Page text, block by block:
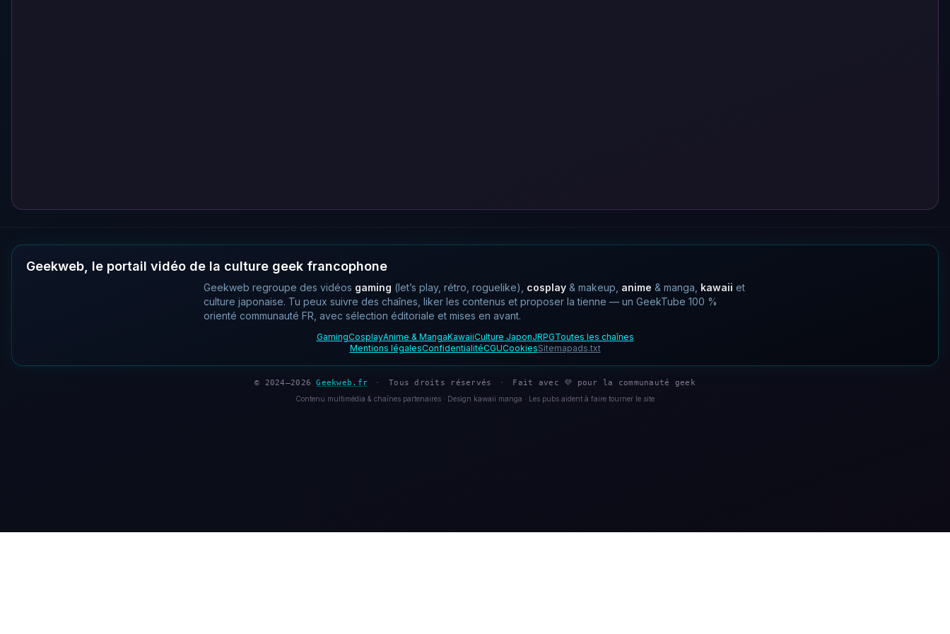
Geekweb, le portail vidéo de la culture geek francophone
Geekweb regroupe des vidéos gaming (let’s play, rétro, roguelike), cosplay & makeup, anime & manga, kawaii et
culture japonaise. Tu peux suivre des chaînes, liker les contenus et proposer la tienne — un GeekTube 100 %
orienté communauté FR, avec sélection éditoriale et mises en avant.
GamingCosplayAnime & MangaKawaiiCulture JaponJRPGToutes les chaînes
Mentions légalesConfidentialitéCGUCookiesSitemapads.txt
© 2024–2026Geekweb.fr · Tous droits réservés · Fait avec 💜 pour la communauté geek
Contenu multimédia & chaînes partenaires · Design kawaii manga · Les pubs aident à faire tourner le site